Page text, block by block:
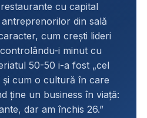
cu capital
din sală
cum crești lideri
i minut cu
50-50 i-a fost „cel
și cum o cultură în care
ține un business în viață:
dar am închis 26.”